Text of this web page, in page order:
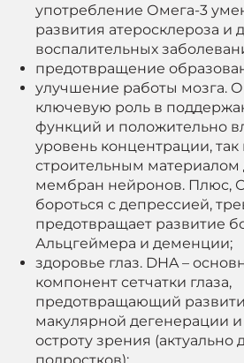
употребление Омега-3
развития атеросклероза и
воспалительных
предотвращение
улучшение работы мозга.
ключевую роль в
функций и положительно
уровень концентрации, так
строительным материалом
мембран нейронов. Плюс,
бороться с депрессией,
предотвращает развитие
Альцгеймера и деменции;
здоровье глаз. DHA –
компонент сетчатки глаза,
предотвращающий
макулярной дегенерации
остроту зрения (актуально